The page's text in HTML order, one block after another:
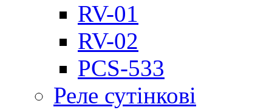
RV-01
RV-02
PCS-533
Реле сутінкові